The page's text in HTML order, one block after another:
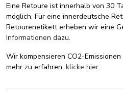
Eine Retoure ist innerhalb von 30
möglich. Für eine innerdeutsche
Retourenetikett erheben wir eine
Informationen dazu.
Wir kompensieren CO2-
mehr zu erfahren, klicke hier.